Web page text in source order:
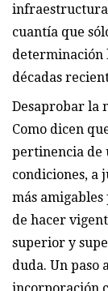
cuantía que
determinación
décadas
Desaprobar la
Como dicen
pertinencia de
condiciones, a
más
de hacer
superior y
duda. Un paso